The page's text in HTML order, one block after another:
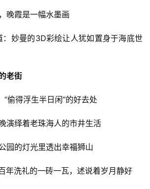
晚霞是一幅水墨画
：妙曼的3D彩绘让人犹如置身于海底世
老街
“偷得浮生半日闲”的好去处
演绎着老珠海人的市井生活
园的灯光里透出幸福狮山
年洗礼的一砖一瓦，述说着岁月静好